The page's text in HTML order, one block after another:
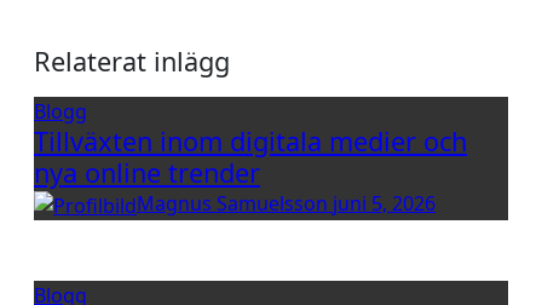
Relaterat inlägg
Blogg
Tillväxten inom digitala medier och
nya online trender
Magnus Samuelsson juni 5, 2026
Blogg